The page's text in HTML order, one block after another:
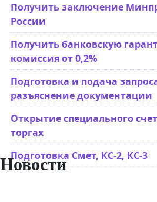
Получить заключение
России
Получить банковскую
комиссия от 0,2%
Подготовка и подача
разъяснение документации
Открытие специального
торгах
Подготовка Смет, КС-2, КС-3
Новости